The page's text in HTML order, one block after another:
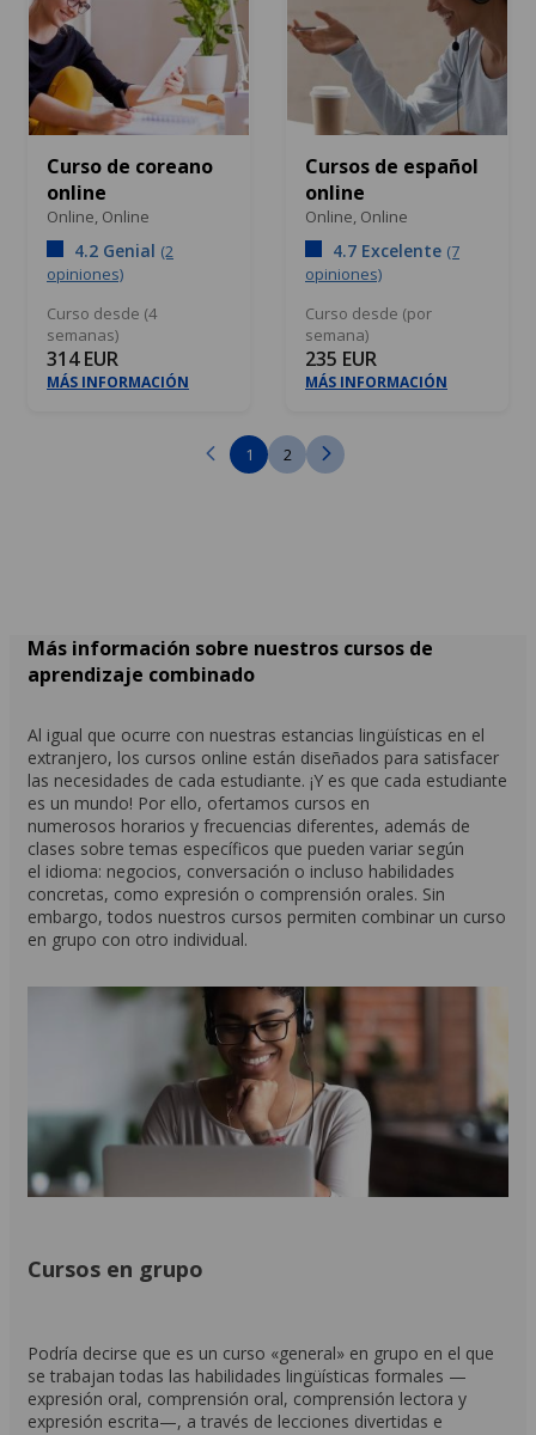
Curso de coreano
online
Online, Online
4.2 Genial (2
opiniones)
Curso desde (4
semanas)
314 EUR
MÁS INFORMACIÓN
Cursos de español
online
Online, Online
4.7 Excelente (7
opiniones)
Curso desde (por
semana)
235 EUR
MÁS INFORMACIÓN
1 2
Más información sobre nuestros cursos de
aprendizaje combinado
Al igual que ocurre con nuestras estancias lingüísticas en el
extranjero, los cursos online están diseñados para satisfacer
las necesidades de cada estudiante. ¡Y es que cada estudiante
es un mundo! Por ello, ofertamos cursos en
numerosos horarios y frecuencias diferentes, además de
clases sobre temas específicos que pueden variar según
el idioma: negocios, conversación o incluso habilidades
concretas, como expresión o comprensión orales. Sin
embargo, todos nuestros cursos permiten combinar un curso
en grupo con otro individual.
Cursos en grupo
Podría decirse que es un curso «general» en grupo en el que
se trabajan todas las habilidades lingüísticas formales —
expresión oral, comprensión oral, comprensión lectora y
expresión escrita—, a través de lecciones divertidas e